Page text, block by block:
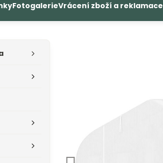
FotogalerieVrácení zboží a reklamace